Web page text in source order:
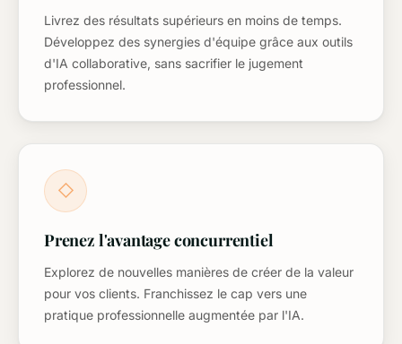
Livrez des résultats supérieurs en moins de temps.
Développez des synergies d'équipe grâce aux outils
d'IA collaborative, sans sacrifier le jugement
professionnel.
◇
Prenez l'avantage concurrentiel
Explorez de nouvelles manières de créer de la valeur
pour vos clients. Franchissez le cap vers une
pratique professionnelle augmentée par l'IA.